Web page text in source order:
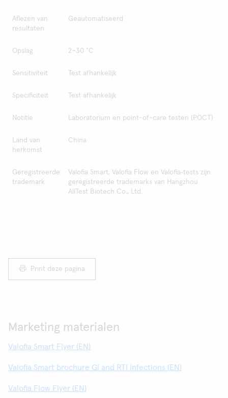
Aflezen van
resultaten
Geautomatiseerd
Opslag 2–30 °C
Sensitiviteit Test afhankelijk
Specificiteit Test afhankelijk
Notitie Laboratorium en point-of-care testen (POCT)
Land van
herkomst
China
Geregistreerde
trademark
Valofia Smart, Valofia Flow en Valofia‑tests zijn
geregistreerde trademarks van Hangzhou
AllTest Biotech Co., Ltd.
Print deze pagina
Marketing materialen
Valofia Smart Flyer (EN)
Valofia Smart brochure GI and RTI infections (EN)
Valofia Flow Flyer (EN)